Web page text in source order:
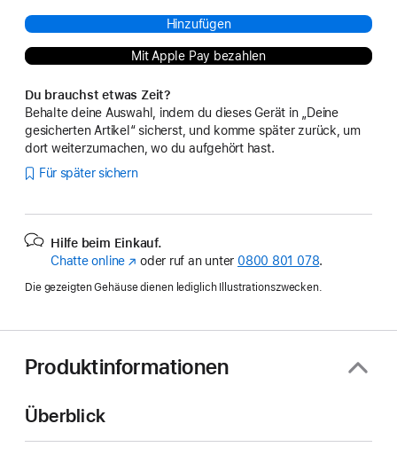
Hinzufügen
Mit Apple Pay bezahlen
Du brauchst etwas Zeit?
Behalte deine Auswahl, indem du dieses Gerät in „Deine
gesicherten Artikel“ sicherst, und komme später zurück, um
dort weiterzumachen, wo du aufgehört hast.
Für später sichern
Hilfe beim Einkauf.
Chatte online (Öffnet
neues
oder ruf an unter 0800 801 078.
Die gezeigten Gehäuse dienen lediglich Illustrationszwecken.
Produktinformationen
Überblick